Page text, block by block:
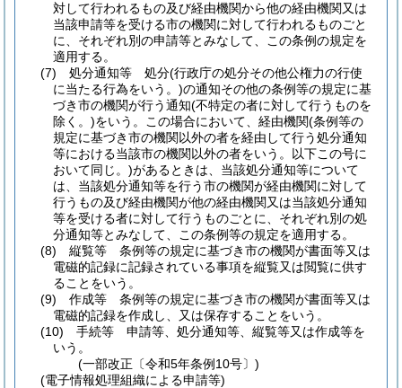
対して行われるもの及び経由機関から他の経由機関又は
当該申請等を受ける市の機関に対して行われるものごと
に、それぞれ別の申請等とみなして、この条例の規定を
適用する。
(7)
処分通知等 処分(行政庁の処分その他公権力の行使
に当たる行為をいう。)の通知その他の条例等の規定に基
づき市の機関が行う通知(不特定の者に対して行うものを
除く。)をいう。 この場合において、経由機関(条例等の
規定に基づき市の機関以外の者を経由して行う処分通知
等における当該市の機関以外の者をいう。以下この号に
おいて同じ。)があるときは、当該処分通知等について
は、当該処分通知等を行う市の機関が経由機関に対して
行うもの及び経由機関が他の経由機関又は当該処分通知
等を受ける者に対して行うものごとに、それぞれ別の処
分通知等とみなして、この条例等の規定を適用する。
(8)
縦覧等 条例等の規定に基づき市の機関が書面等又は
電磁的記録に記録されている事項を縦覧又は閲覧に供す
ることをいう。
(9)
作成等 条例等の規定に基づき市の機関が書面等又は
電磁的記録を作成し、又は保存することをいう。
(10)
手続等 申請等、処分通知等、縦覧等又は作成等を
いう。
(一部改正〔令和5年条例10号〕)
(電子情報処理組織による申請等)